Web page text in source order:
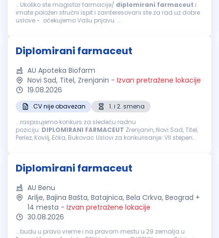
...Ukoliko ste magistar farmacije/ diplomirani farmaceut i
imate položen stručni ispit i zainteresovani ste za rad uz dobre
uslove - očekujemo Vašu prijavu. ...
Diplomirani farmaceut
AU Apoteka Biofarm
Novi Sad, Titel, Zrenjanin - Izvan pretražene lokacije
19.08.2026
CV nije obavezan
1. i 2. smena
...raspisujemo konkurs za sledeću radnu
poziciju: DIPLOMIRANI FARMACEUT Zrenjanin, Novi Sad, Titel,
Perlez, Kovilj, Ečka, Bukovac Uslovi za konkurisanje: VII stepen
Diplomirani farmaceut
AU Benu
Arilje, Bajina Bašta, Batajnica, Bela Crkva, Beograd +
14 mesta - Izvan pretražene lokacije
30.08.2026
...budu u pravo vreme i na pravom mestu u 29 zemalja u